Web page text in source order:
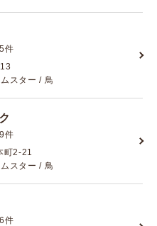
5件
スター / 鳥
9件
町2-21
スター / 鳥
6件